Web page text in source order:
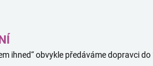
ihned“ obvykle předáváme dopravci